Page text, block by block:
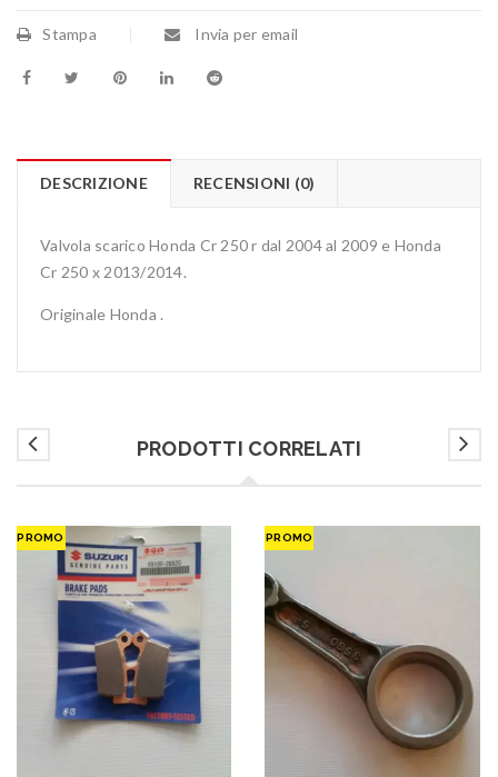
Stampa Invia per email
DESCRIZIONE RECENSIONI (0)
Valvola scarico Honda Cr 250 r dal 2004 al 2009 e Honda
Cr 250 x 2013/2014.
Originale Honda .
PRODOTTI CORRELATI
PROMO PROMO